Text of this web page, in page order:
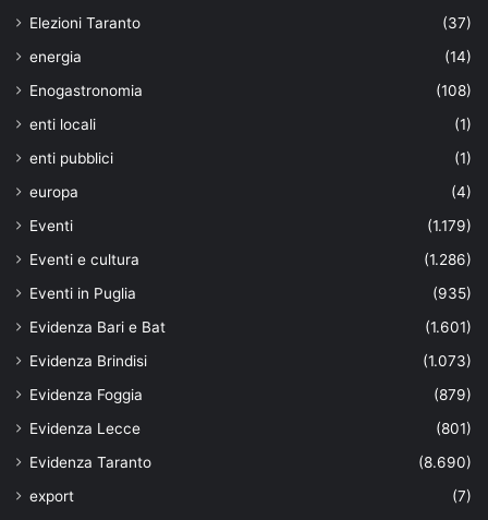
Elezioni Taranto
(37)
energia
(14)
Enogastronomia
(108)
enti locali
(1)
enti pubblici
(1)
europa
(4)
Eventi
(1.179)
Eventi e cultura
(1.286)
Eventi in Puglia
(935)
Evidenza Bari e Bat
(1.601)
Evidenza Brindisi
(1.073)
Evidenza Foggia
(879)
Evidenza Lecce
(801)
Evidenza Taranto
(8.690)
export
(7)